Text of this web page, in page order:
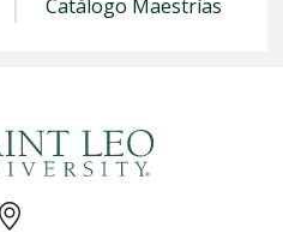
Catálogo Maestrías